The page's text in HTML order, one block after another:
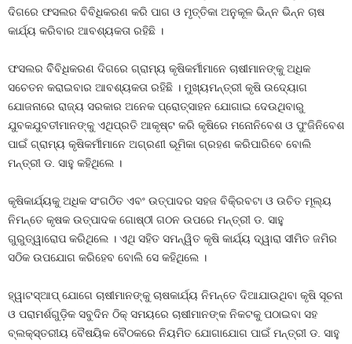
ଦିଗରେ ଫସଲର ବିବିଧିକରଣ କରି ପାଗ ଓ ମୃତ୍ତିକା ଅନୁକୂଳ ଭିନ୍ନ ଭିନ୍ନ ଚାଷ
କାର୍ଯ୍ୟ କରିବାର ଆବଶ୍ୟକତା ରହିଛି ।
ଫସଲର ବିିବିଧିକରଣ ଦିଗରେ ଗ୍ରାମ୍ୟ କୃଷିକର୍ମୀମାନେ ଚାଷୀମାନଙ୍କୁ ଅଧିକ
ସଚେତନ କରାଇବାର ଆବଶ୍ୟକତା ରହିଛି । ମୁଖ୍ୟମନ୍ତ୍ରୀ କୃଷି ଉଦ୍ୟୋଗ
ଯୋଜନାରେ ରାଜ୍ୟ ସରକାର ଅନେକ ପ୍ରୋତ୍ସାହନ ଯୋଗାଇ ଦେଉଥିବାରୁ
ଯୁବକଯୁବତୀମାନଙ୍କୁ ଏଥିପ୍ରତି ଆକୃଷ୍ଟ କରି କୃଷିରେ ମନୋନିବେଶ ଓ ପୁଂଜିନିବେଶ
ପାଇଁ ଗ୍ରାମ୍ୟ କୃଷିକର୍ମୀମାନେ ଅଗ୍ରଣୀ ଭୂମିକା ଗ୍ରହଣ କରିପାରିବେ ବୋଲି
ମନ୍ତ୍ରୀ ଡ. ସାହୁ କହିଥିଲେ ।
କୃଷିକାର୍ଯ୍ୟକୁ ଅଧିକ ସଂଗଠିତ ଏବଂ ଉତ୍ପାଦର ସହଜ ବିକି୍ରବଟା ଓ ଉଚିତ ମୂଲ୍ୟ
ନିମନ୍ତେ କୃଷକ ଉତ୍ପାଦକ ଗୋଷ୍ଠୀ ଗଠନ ଉପରେ ମନ୍ତ୍ରୀ ଡ. ସାହୁ
ଗୁରୁତ୍ୱାରୋପ କରିଥିଲେ । ଏଥି ସହିତ ସମନ୍ୱିତ କୃଷି କାର୍ଯ୍ୟ ଦ୍ୱାରା ସୀମିତ ଜମିର
ସଠିକ ଉପଯୋଗ କରିହେବ ବୋଲି ସେ କହିଥିଲେ ।
ହ୍ୱାଟସ୍‌ଆପ୍‌ ଯୋଗେ ଚାଷୀମାନଙ୍କୁ ଚାଷକାର୍ଯ୍ୟ ନିମନ୍ତେ ଦିଆଯାଉଥିବା କୃଷି ସୂଚନା
ଓ ପରାମର୍ଶଗୁଡ଼ିକ ସବୁଦିନ ଠିକ୍‌ ସମୟରେ ଚାଷୀମାନଙ୍କ ନିକଟକୁ ପଠାଇବା ସହ
ବ୍ଲକ୍‌ସ୍ତରୀୟ ବୈଷୟିକ ବୈଠକରେ ନିୟମିତ ଯୋଗାଯୋଗ ପାଇଁ ମନ୍ତ୍ରୀ ଡ. ସାହୁ